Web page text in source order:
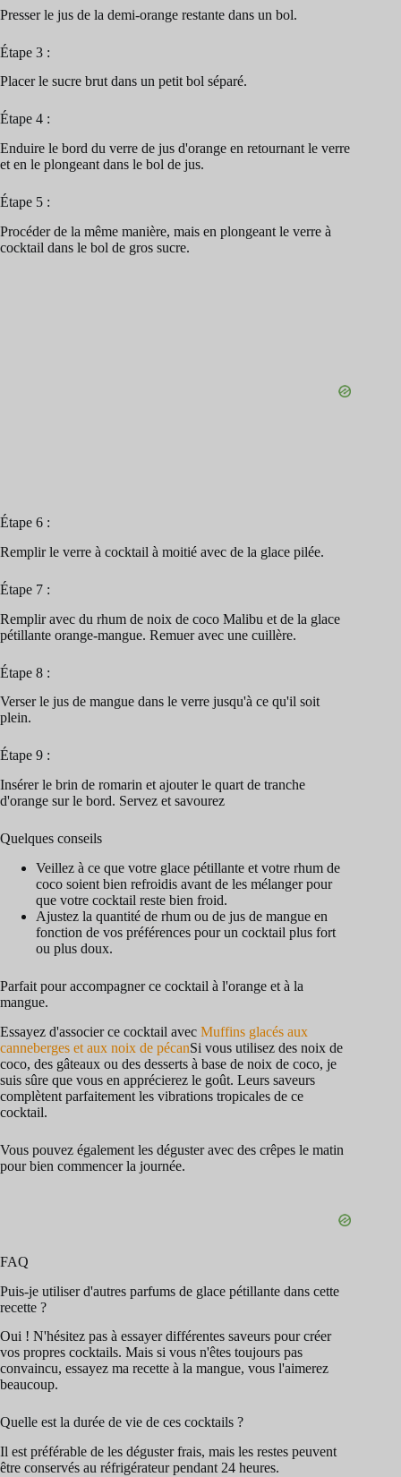
Presser le jus de la demi-orange restante dans un bol.
Étape 3 :
Placer le sucre brut dans un petit bol séparé.
Étape 4 :
Enduire le bord du verre de jus d'orange en retournant le verre
et en le plongeant dans le bol de jus.
Étape 5 :
Procéder de la même manière, mais en plongeant le verre à
cocktail dans le bol de gros sucre.
Étape 6 :
Remplir le verre à cocktail à moitié avec de la glace pilée.
Étape 7 :
Remplir avec du rhum de noix de coco Malibu et de la glace
pétillante orange-mangue. Remuer avec une cuillère.
Étape 8 :
Verser le jus de mangue dans le verre jusqu'à ce qu'il soit
plein.
Étape 9 :
Insérer le brin de romarin et ajouter le quart de tranche
d'orange sur le bord. Servez et savourez
Quelques conseils
Veillez à ce que votre glace pétillante et votre rhum de
coco soient bien refroidis avant de les mélanger pour
que votre cocktail reste bien froid.
Ajustez la quantité de rhum ou de jus de mangue en
fonction de vos préférences pour un cocktail plus fort
ou plus doux.
Parfait pour accompagner ce cocktail à l'orange et à la
mangue.
Essayez d'associer ce cocktail avec Muffins glacés aux
canneberges et aux noix de pécanSi vous utilisez des noix de
coco, des gâteaux ou des desserts à base de noix de coco, je
suis sûre que vous en apprécierez le goût. Leurs saveurs
complètent parfaitement les vibrations tropicales de ce
cocktail.
Vous pouvez également les déguster avec des crêpes le matin
pour bien commencer la journée.
FAQ
Puis-je utiliser d'autres parfums de glace pétillante dans cette
recette ?
Oui ! N'hésitez pas à essayer différentes saveurs pour créer
vos propres cocktails. Mais si vous n'êtes toujours pas
convaincu, essayez ma recette à la mangue, vous l'aimerez
beaucoup.
Quelle est la durée de vie de ces cocktails ?
Il est préférable de les déguster frais, mais les restes peuvent
être conservés au réfrigérateur pendant 24 heures.